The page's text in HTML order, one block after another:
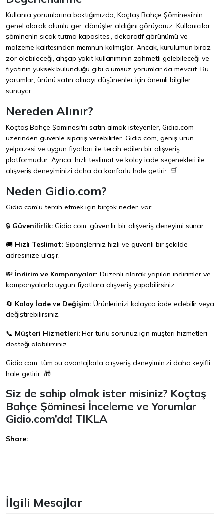
Kullanıcı yorumlarına baktığımızda, Koçtaş Bahçe Şöminesi'nin
genel olarak olumlu geri dönüşler aldığını görüyoruz. Kullanıcılar,
şöminenin sıcak tutma kapasitesi, dekoratif görünümü ve
malzeme kalitesinden memnun kalmışlar. Ancak, kurulumun biraz
zor olabileceği, ahşap yakıt kullanımının zahmetli gelebileceği ve
fiyatının yüksek bulunduğu gibi olumsuz yorumlar da mevcut. Bu
yorumlar, ürünü satın almayı düşünenler için önemli bilgiler
sunuyor.
Nereden Alınır?
Koçtaş Bahçe Şöminesi'ni satın almak isteyenler, Gidio.com
üzerinden güvenle sipariş verebilirler. Gidio.com, geniş ürün
yelpazesi ve uygun fiyatları ile tercih edilen bir alışveriş
platformudur. Ayrıca, hızlı teslimat ve kolay iade seçenekleri ile
alışveriş deneyiminizi daha da konforlu hale getirir. 🛒
Neden Gidio.com?
Gidio.com'u tercih etmek için birçok neden var:
🔒 Güvenilirlik: Gidio.com, güvenilir bir alışveriş deneyimi sunar.
🚚 Hızlı Teslimat: Siparişleriniz hızlı ve güvenli bir şekilde
adresinize ulaşır.
💸 İndirim ve Kampanyalar: Düzenli olarak yapılan indirimler ve
kampanyalarla uygun fiyatlara alışveriş yapabilirsiniz.
🔄 Kolay İade ve Değişim: Ürünlerinizi kolayca iade edebilir veya
değiştirebilirsiniz.
📞 Müşteri Hizmetleri: Her türlü sorunuz için müşteri hizmetleri
desteği alabilirsiniz.
Gidio.com, tüm bu avantajlarla alışveriş deneyiminizi daha keyifli
hale getirir. 🎁
Siz de sahip olmak ister misiniz? Koçtaş
Bahçe Şöminesi İnceleme ve Yorumlar
Gidio.com’da! TIKLA
Share:
İlgili Mesajlar